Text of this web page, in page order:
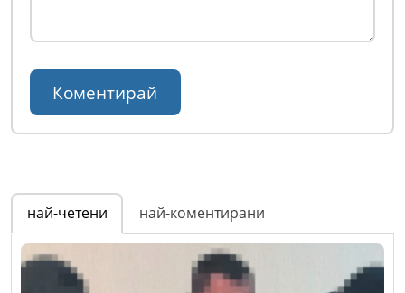
най-четени най-коментирани